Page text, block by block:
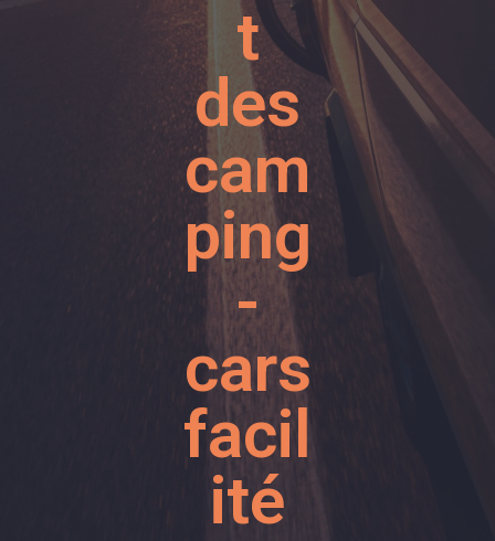
t
des
cam
ping
-
cars
facil
ité